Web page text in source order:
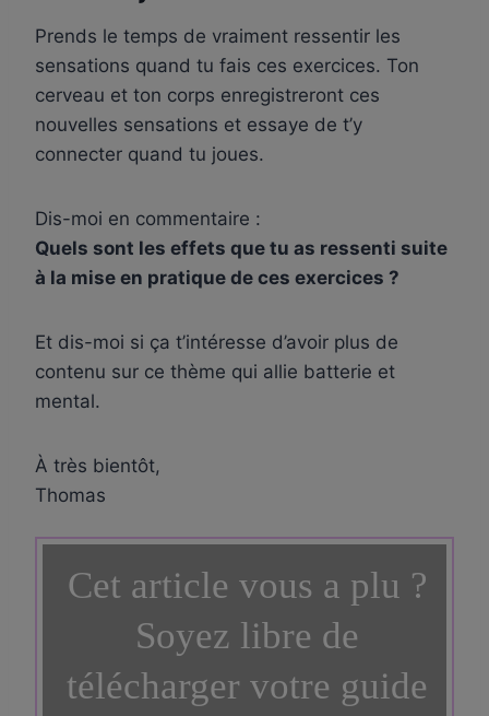
Prends le temps de vraiment ressentir les
sensations quand tu fais ces exercices. Ton
cerveau et ton corps enregistreront ces
nouvelles sensations et essaye de t’y
connecter quand tu joues.
Dis-moi en commentaire :
Quels sont les effets que tu as ressenti suite
à la mise en pratique de ces exercices ?
Et dis-moi si ça t’intéresse d’avoir plus de
contenu sur ce thème qui allie batterie et
mental.
À très bientôt,
Thomas